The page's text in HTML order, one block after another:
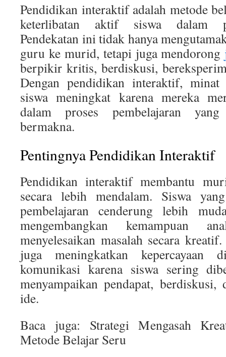
Pendidikan interaktif adalah metode
keterlibatan aktif siswa dalam
Pendekatan ini tidak hanya
guru ke murid, tetapi juga mendorong
berpikir kritis, berdiskusi,
Dengan pendidikan interaktif, minat
siswa meningkat karena mereka
dalam proses pembelajaran
bermakna.
Pentingnya Pendidikan Interaktif
Pendidikan interaktif membantu
secara lebih mendalam. Siswa
pembelajaran cenderung lebih
mengembangkan kemampuan
menyelesaikan masalah secara
juga meningkatkan kepercayaan
komunikasi karena siswa sering
menyampaikan pendapat, berdiskusi,
ide.
Baca juga: Strategi Mengasah
Metode Belajar Seru